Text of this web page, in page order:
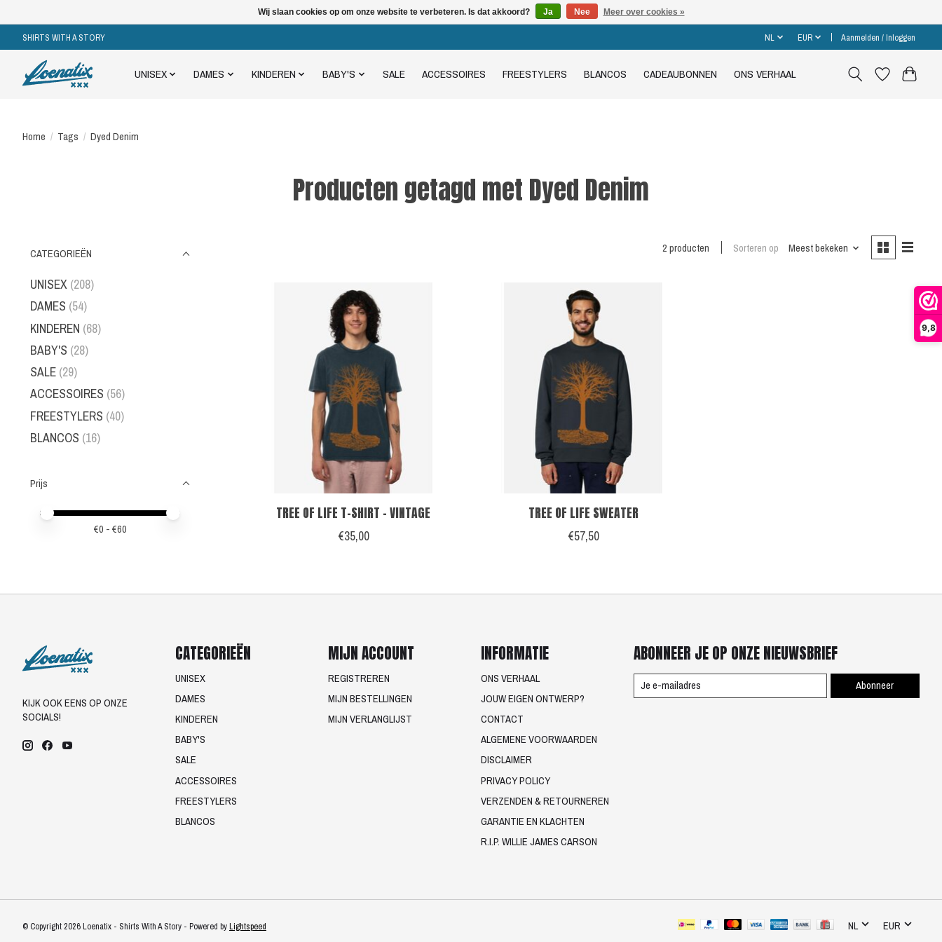
9,8
SHIRTS WITH A STORY NL EUR Aanmelden / Inloggen
UNISEX DAMES KINDEREN BABY'S SALE ACCESSOIRES FREESTYLERS BLANCOS CADEAUBONNEN ONS VERHAAL
Home / Tags / Dyed Denim
Producten getagd met Dyed Denim
CATEGORIEËN
UNISEX (208)
DAMES (54)
KINDEREN (68)
BABY'S (28)
SALE (29)
ACCESSOIRES (56)
FREESTYLERS (40)
BLANCOS (16)
Prijs
Minimale prijswaarde
Price maximum value
€0 - €60
2 producten Sorteren op Meest bekeken
TREE OF LIFE T-SHIRT - VINTAGE
€35,00
TREE OF LIFE SWEATER
€57,50
KIJK OOK EENS OP ONZE
SOCIALS!
CATEGORIEËN
UNISEX
DAMES
KINDEREN
BABY'S
SALE
ACCESSOIRES
FREESTYLERS
BLANCOS
MIJN ACCOUNT
REGISTREREN
MIJN BESTELLINGEN
MIJN VERLANGLIJST
INFORMATIE
ONS VERHAAL
JOUW EIGEN ONTWERP?
CONTACT
ALGEMENE VOORWAARDEN
DISCLAIMER
PRIVACY POLICY
VERZENDEN & RETOURNEREN
GARANTIE EN KLACHTEN
R.I.P. WILLIE JAMES CARSON
ABONNEER JE OP ONZE NIEUWSBRIEF
Abonneer
© Copyright 2026 Loenatix - Shirts With A Story - Powered byLightspeed NL EUR
Wij slaan cookies op om onze website te verbeteren. Is dat akkoord? Ja Nee Meer over cookies »